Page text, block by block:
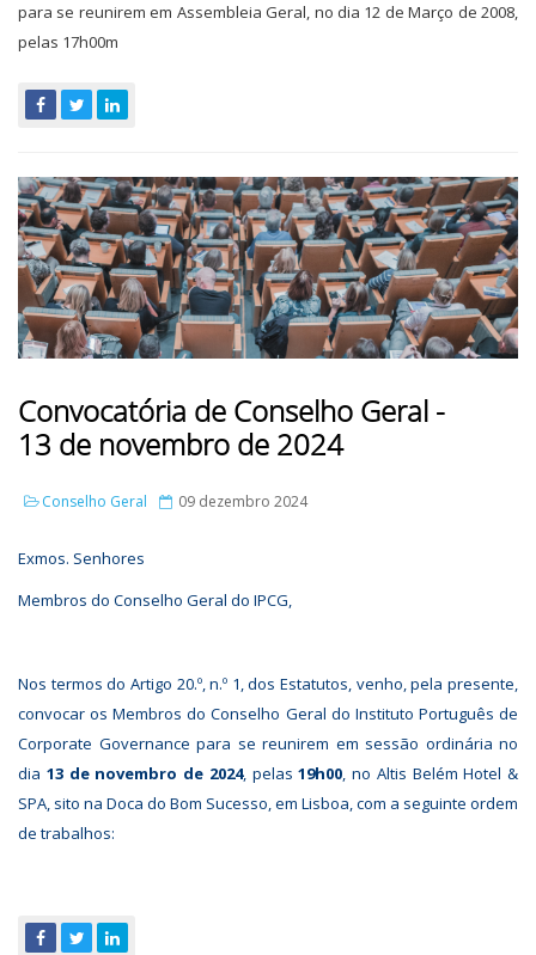
para se reunirem em Assembleia Geral, no dia 12 de Março de 2008,
pelas 17h00m
Convocatória de Conselho Geral -
13 de novembro de 2024
Conselho Geral 09 dezembro 2024
Exmos. Senhores
Membros do Conselho Geral do IPCG,
Nos termos do Artigo 20.º, n.º 1, dos Estatutos, venho, pela presente,
convocar os Membros do Conselho Geral do Instituto Português de
Corporate Governance para se reunirem em sessão ordinária no
dia 13 de novembro de 2024, pelas19h00, no Altis Belém Hotel &
SPA, sito na Doca do Bom Sucesso, em Lisboa, com a seguinte ordem
de trabalhos: